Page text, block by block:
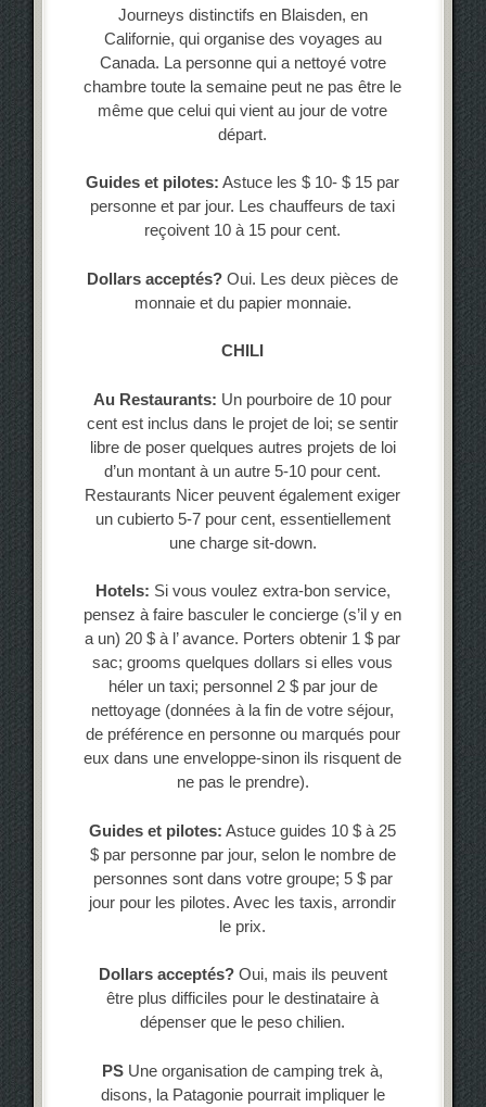
Journeys distinctifs en Blaisden, en
Californie, qui organise des voyages au
Canada. La personne qui a nettoyé votre
chambre toute la semaine peut ne pas être le
même que celui qui vient au jour de votre
départ.
Guides et pilotes: Astuce les $ 10- $ 15 par
personne et par jour. Les chauffeurs de taxi
reçoivent 10 à 15 pour cent.
Dollars acceptés?Oui. Les deux pièces de
monnaie et du papier monnaie.
CHILI
Au Restaurants: Un pourboire de 10 pour
cent est inclus dans le projet de loi; se sentir
libre de poser quelques autres projets de loi
d’un montant à un autre 5-10 pour cent.
Restaurants Nicer peuvent également exiger
un cubierto 5-7 pour cent, essentiellement
une charge sit-down.
Hotels: Si vous voulez extra-bon service,
pensez à faire basculer le concierge (s’il y en
a un) 20 $ à l’ avance. Porters obtenir 1 $ par
sac; grooms quelques dollars si elles vous
héler un taxi; personnel 2 $ par jour de
nettoyage (données à la fin de votre séjour,
de préférence en personne ou marqués pour
eux dans une enveloppe-sinon ils risquent de
ne pas le prendre).
Guides et pilotes: Astuce guides 10 $ à 25
$ par personne par jour, selon le nombre de
personnes sont dans votre groupe; 5 $ par
jour pour les pilotes. Avec les taxis, arrondir
le prix.
Dollars acceptés? Oui, mais ils peuvent
être plus difficiles pour le destinataire à
dépenser que le peso chilien.
PS Une organisation de camping trek à,
disons, la Patagonie pourrait impliquer le